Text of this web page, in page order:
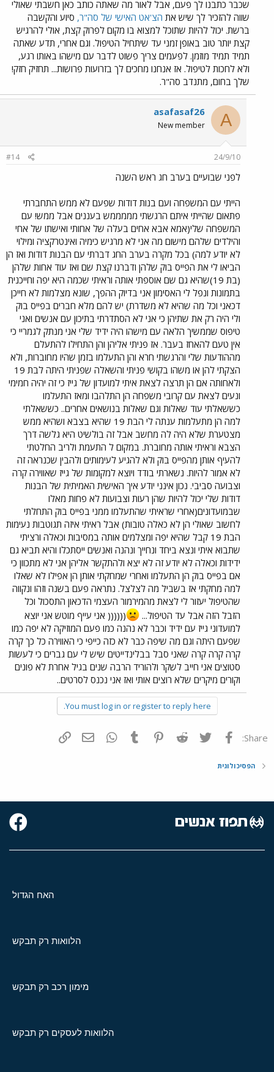
שכבר כתבנו לך פעם, אבל לאור מה שאתה כותב כאן חשבתי שאולי
שווה להזכיר לך שיש את הצ'אט האישי של סה"ר, סיוע והקשבה
ברשת. יכול להיות שתוכל למצוא בו מקום לפרוק קצת, אולי להרגיש
קצת יותר טוב באופן זמני עד שיתחיל הטיפול. וגם אחרי, תדע שאתה
תמיד תמיד מוזמן. לפעמים צריך פשוט לדבר עם מישהו באותו רגע,
ולא לחכות לטיפול. אז אנחנו מחכים לך בזרועות פרושות... תחזיק חזק!
שלך בחום, מתנדב סה"ר.
A
asafasaf26
New member
24/9/10
#14
לפני שבועיים בערב חג ראש השנה
הייתי עם המשפחה ועם בנות דודות שפעם לא ממש התחברתי
פתאום שהייתי איתם הרגשתי מממממש בעננים אבל ממש! עם
המשפחה שלי(אמא אבא אחים בעלה של אחותי ואישתו של אחי
והילדים שלהם מישום מה אני לא מרגיש כימיה ואינטרקציה ומילוי
לא יודע למה) בכל מקרה בערב החג דברתי עם הבנות דודות ואז הן
הביאו לי את הפייס בוק שלהן ודברנו קצת שם ואז עוד אחות שלהן
(בת 19)שהיא גם שם אוספתי אותה וראיתי שכמה היא יפה וחייכנית
בתמונות ונפל לי האסימון אני בדיוק ההפך, שונא מצלמות לא חייכן
דכאני וכל מה שהיא לא משדרת) יש להם מלא חברים בפייס בוק
ולי היה רק את שתיהן כי אני לא הסתדרתי בתיכון עם אנשים ואני
טיפוס שממשיך הלאה עם מישהו היה ידיד שלי אני מנתק לגמריי כי
אין טעם להאחז בעבר. אז פניתי אליהן והן התחילו להתעלם
מההודעות שלי והרגשתי חרא והן התעלמו בזמן שהיו מחוברות, ולא
הצקתי להן או משהו בקושי פניתי והשאלה שפניתי היתה לבת 19
ולאחותה אם הן תרצה לצאת איתי למועדון של גייז כי זה יהיה חמימי
ונעים לצאת עם קרובי משפחה הן התלהבו ומאז התעלמו
כששאלתי עוד שאלות וגם שאלות בנושאים אחרים.. כששאלתי
למה הן מתעלמות ענתה לי הבת 19 שהיא בצבא ושהיא ממש
מצטערת שלא היה לה מחשב אבל זה בולשיט היא גלשה דרך
הצבא וראיתי אותה מחוברת. במקום ל התעמת ולריב החלטתי
להעיף אותן מהפייס בוק ולא להגיע לעימותים ולהבין שכנראה זה
לא אמור להיות. נשארתי בודד ויוצא למקומות של גייז שאווירה קרה
וצבועה סביבי. נכון אינני יודע איך האישית האמיתית של הבנות
דודות שלי יכול להיות שהן רעות וצבועות לא פחות מאלו
שבמועדונים(אחרי שראיתי שהתעלמו ממני בפייס בוק התחלתי
לחשוב שאולי הן לא כאלה טובות) אבל ראיתי איזה תגוטבות נעימות
הבת 19 קבל שהיא יפה ומצלמים אותה במסיבות וכאלה ורציתי
שתבוא איתי ונצא ביחד ונחייך ונהנה ואנשים ייסתכלו והיא תביא גם
ידידות וכאלה לא יודע זה לא יצא ולהתקשר אליהן אני לא מתכוון כי
אם בפייס בוק הן התעלמו ואחרי שמחקתי אותן הן אפילו לא שאלו
למה מחקתי אז בשביל מה לצלצל. נתראה פעם בשנה וזהו ונקווה
שהטיפול יעזור לי לצאת מהמירמור העצמי הדכאון התסכול וכל
הזבל הזה אבל עד הטיפול...
(((((( אני עייף מוטש אני יוצא
למועדוני גייז עם ידיד וכבר לא נהנה כמו פעם המוזיקה לא יפה כמו
שפעם היתה וגם מה שיפה כבר לא כזה כייפי כי האווירה כל כך קרה
קרה קרה קרה שאני סבל בבלינדייטים שיש לי עם גברים כי לעשות
סטוצים אני חייב לשקר ולהוריד הרבה שנים בגיל אחרת לא פונים
וקורים מיקרים שלא רוצים אותי ואז אני נכנס לסרטים..
You must log in or register to reply here.
Share: פייסבוק Twitter
Reddit
Pinterest
Tumblr
WhatsAppדואר אלקטרוני
הפסיכולוגית
האח הגדול
הלוואות רק תבקש
מימון רכב רק תבקש
הלוואות לעסקים רק תבקש